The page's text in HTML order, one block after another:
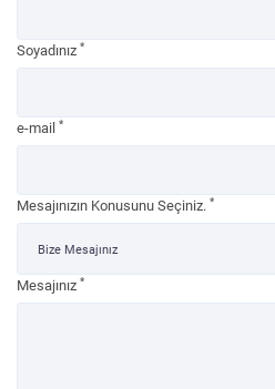
Soyadınız *
e-mail *
Mesajınızın Konusunu Seçiniz. *
Mesajınız *